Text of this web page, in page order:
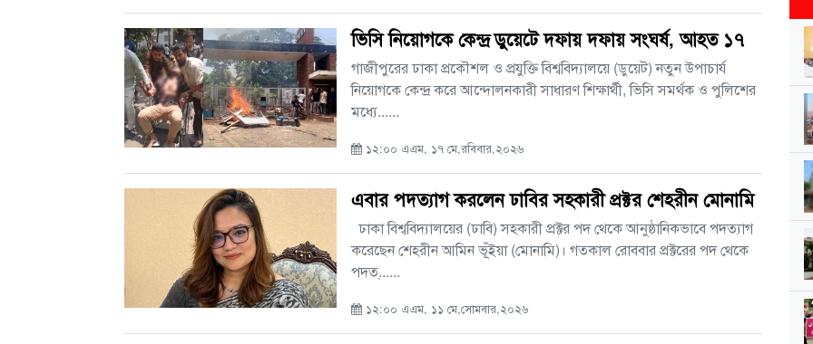
ভিসি নিয়োগকে কেন্দ্র ডুয়েটে দফায় দফায় সংঘর্ষ, আহত ১৭
গাজীপুরের ঢাকা প্রকৌশল ও প্রযুক্তি বিশ্ববিদ্যালয়ে (ডুয়েট) নতুন উপাচার্য
নিয়োগকে কেন্দ্র করে আন্দোলনকারী সাধারণ শিক্ষার্থী, ভিসি সমর্থক ও পুলিশের
মধ্যে......
১২:০০ এএম, ১৭ মে,রবিবার,২০২৬
এবার পদত্যাগ করলেন ঢাবির সহকারী প্রক্টর শেহরীন মোনামি
ঢাকা বিশ্ববিদ্যালয়ের (ঢাবি) সহকারী প্রক্টর পদ থেকে আনুষ্ঠানিকভাবে পদত্যাগ
করেছেন শেহরীন আমিন ভূঁইয়া (মোনামি)। গতকাল রোববার প্রক্টরের পদ থেকে
পদত্......
১২:০০ এএম, ১১ মে,সোমবার,২০২৬